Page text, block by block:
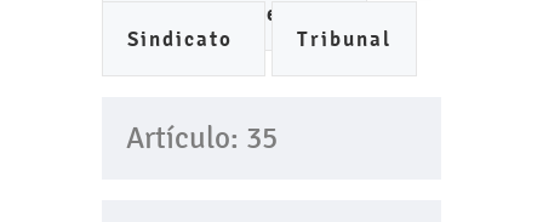
Organismo de Agua
Sindicato
Tribunal
Artículo: 35